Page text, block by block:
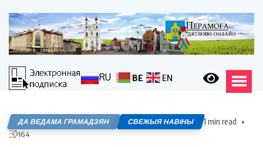
RU BE EN
ДА ВЕДАМА ГРАМАДЗЯН СВЕЖЫЯ НАВІНЫ 1 min read
164